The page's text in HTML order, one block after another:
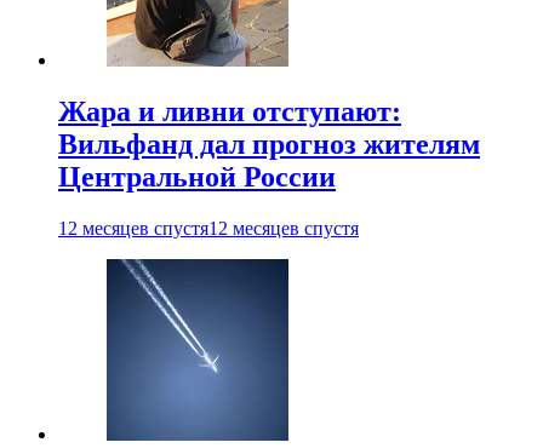
Жара и ливни отступают:
Вильфанд дал прогноз жителям
Центральной России
12 месяцев спустя12 месяцев спустя